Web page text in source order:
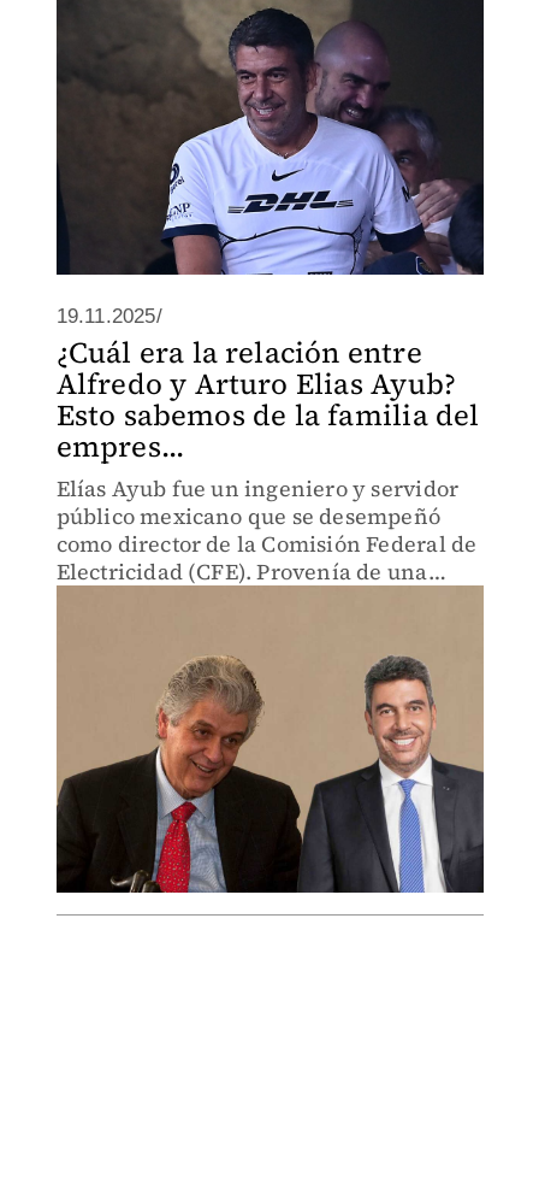
19.11.2025/
¿Cuál era la relación entre
Alfredo y Arturo Elias Ayub?
Esto sabemos de la familia del
empres...
Elías Ayub fue un ingeniero y servidor
público mexicano que se desempeñó
como director de la Comisión Federal de
Electricidad (CFE). Provenía de una